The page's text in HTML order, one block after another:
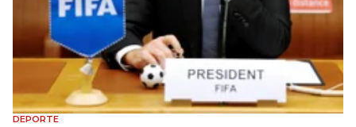
DEPORTE